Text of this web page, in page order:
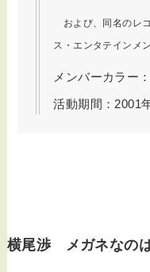
および、同名のレ
ス・エンタテインメン
メンバーカラー
活動期間：2001
横尾渉 メガネなの